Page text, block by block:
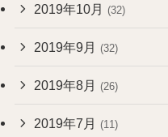
2019年10月 (32)
2019年9月 (32)
2019年8月 (26)
2019年7月 (11)